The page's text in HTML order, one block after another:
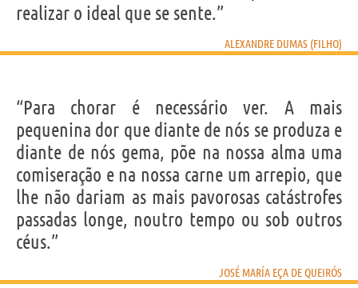
realizar o ideal que se sente.”
ALEXANDRE DUMAS (FILHO)
“Para chorar é necessário ver. A mais
pequenina dor que diante de nós se produza e
diante de nós gema, põe na nossa alma uma
comiseração e na nossa carne um arrepio, que
lhe não dariam as mais pavorosas catástrofes
passadas longe, noutro tempo ou sob outros
céus.”
JOSÉ MARÍA EÇA DE QUEIRÓS